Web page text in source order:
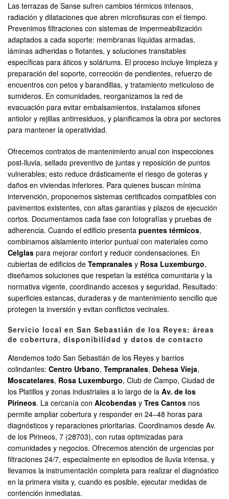
Las terrazas de Sanse sufren cambios térmicos intensos,
radiación y dilataciones que abren microfisuras con el tiempo.
Prevenimos filtraciones con sistemas de impermeabilización
adaptados a cada soporte: membranas líquidas armadas,
láminas adheridas o flotantes, y soluciones transitables
específicas para áticos y soláriums. El proceso incluye limpieza y
preparación del soporte, corrección de pendientes, refuerzo de
encuentros con petos y barandillas, y tratamiento meticuloso de
sumideros. En comunidades, reorganizamos la red de
evacuación para evitar embalsamientos, instalamos sifones
antiolor y rejillas antirresiduos, y planificamos la obra por sectores
para mantener la operatividad.
Ofrecemos contratos de mantenimiento anual con inspecciones
post-lluvia, sellado preventivo de juntas y reposición de puntos
vulnerables; esto reduce drásticamente el riesgo de goteras y
daños en viviendas inferiores. Para quienes buscan mínima
intervención, proponemos sistemas certificados compatibles con
pavimentos existentes, con altas garantías y plazos de ejecución
cortos. Documentamos cada fase con fotografías y pruebas de
adherencia. Cuando el edificio presenta puentes térmicos,
combinamos aislamiento interior puntual con materiales como
Celglas para mejorar confort y reducir condensaciones. En
cubiertas de edificios de Tempranales y Rosa Luxemburgo,
diseñamos soluciones que respetan la estética comunitaria y la
normativa vigente, coordinando accesos y seguridad. Resultado:
superficies estancas, duraderas y de mantenimiento sencillo que
protegen la inversión y evitan conflictos vecinales.
Servicio local en San Sebastián de los Reyes: áreas
de cobertura, disponibilidad y datos de contacto
Atendemos todo San Sebastián de los Reyes y barrios
colindantes: Centro Urbano, Tempranales, Dehesa Vieja,
Moscatelares, Rosa Luxemburgo, Club de Campo, Ciudad de
los Platillos y zonas industriales a lo largo de la Av. de los
Pirineos. La cercanía con Alcobendas y Tres Cantos nos
permite ampliar cobertura y responder en 24–48 horas para
diagnósticos y reparaciones prioritarias. Coordinamos desde Av.
de los Pirineos, 7 (28703), con rutas optimizadas para
comunidades y negocios. Ofrecemos atención de urgencias por
filtraciones 24/7, especialmente en episodios de lluvia intensa, y
llevamos la instrumentación completa para realizar el diagnóstico
en la primera visita y, cuando es posible, ejecutar medidas de
contención inmediatas.